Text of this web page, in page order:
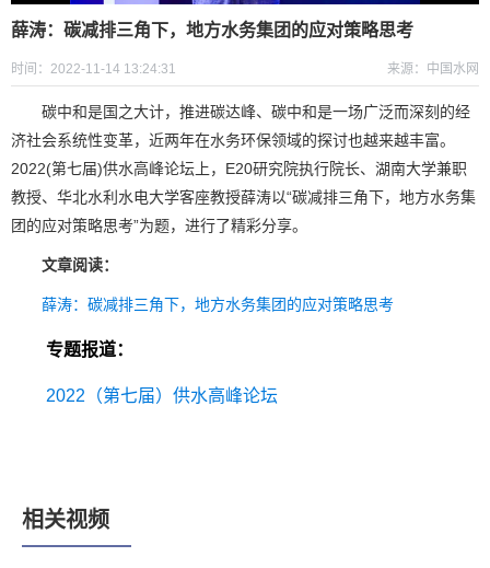
薛涛：碳减排三角下，地方水务集团的应对策略思考
时间：2022-11-14 13:24:31 来源：中国水网
碳中和是国之大计，推进碳达峰、碳中和是一场广泛而深刻的经
济社会系统性变革，近两年在水务环保领域的探讨也越来越丰富。
2022(第七届)供水高峰论坛上，E20研究院执行院长、湖南大学兼职
教授、华北水利水电大学客座教授薛涛以“碳减排三角下，地方水务集
团的应对策略思考”为题，进行了精彩分享。
文章阅读：
薛涛：碳减排三角下，地方水务集团的应对策略思考
专题报道：
2022（第七届）供水高峰论坛
相关视频